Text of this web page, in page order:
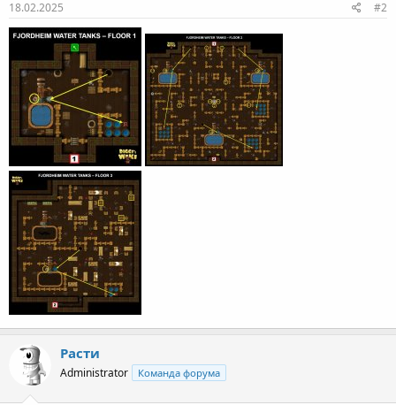
18.02.2025 #2
Расти
Administrator Команда форума